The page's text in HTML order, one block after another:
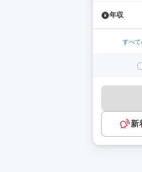
年収
すべ
新